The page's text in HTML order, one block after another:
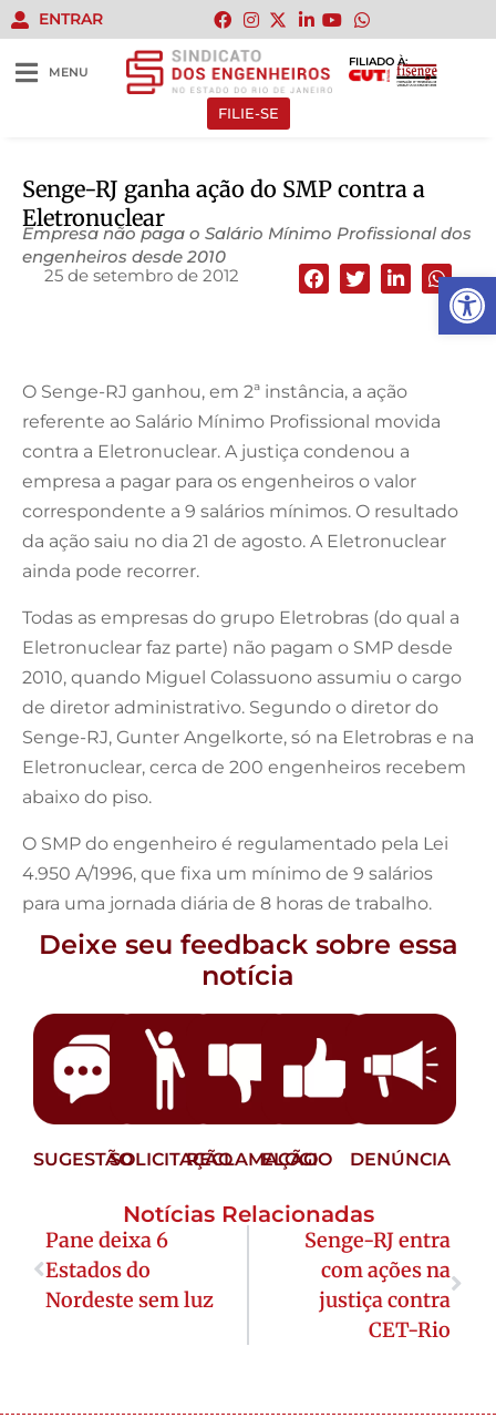
Abrir
ENTRAR
MENU
FILIADO À:
FILIE-SE
Senge-RJ ganha ação do SMP contra a
Eletronuclear
Empresa não paga o Salário Mínimo Profissional dos
engenheiros desde 2010
25 de setembro de 2012
O Senge-RJ ganhou, em 2ª instância, a ação
referente ao Salário Mínimo Profissional movida
contra a Eletronuclear. A justiça condenou a
empresa a pagar para os engenheiros o valor
correspondente a 9 salários mínimos. O resultado
da ação saiu no dia 21 de agosto. A Eletronuclear
ainda pode recorrer.
Todas as empresas do grupo Eletrobras (do qual a
Eletronuclear faz parte) não pagam o SMP desde
2010, quando Miguel Colassuono assumiu o cargo
de diretor administrativo. Segundo o diretor do
Senge-RJ, Gunter Angelkorte, só na Eletrobras e na
Eletronuclear, cerca de 200 engenheiros recebem
abaixo do piso.
O SMP do engenheiro é regulamentado pela Lei
4.950 A/1996, que fixa um mínimo de 9 salários
para uma jornada diária de 8 horas de trabalho.
Deixe seu feedback sobre essa
notícia
SUGESTÃOSOLICITAÇÃORECLAMAÇÃO
ELOGIO DENÚNCIA
Notícias Relacionadas
Pane deixa 6
Estados do
Nordeste sem luz
Senge-RJ entra
com ações na
justiça contra
CET-Rio